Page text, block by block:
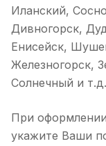
Иланский,
Дивногорск,
Енисейск,
Железногорск,
Солнечный и т.д.
При
укажите Ваши